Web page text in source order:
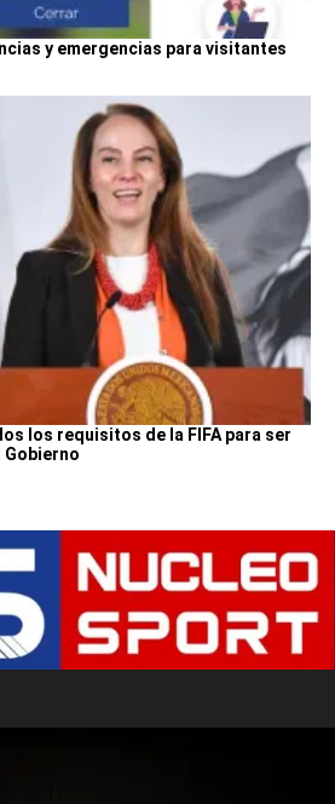
y emergencias para visitantes
los requisitos de la FIFA para ser
Gobierno